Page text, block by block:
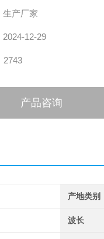
生产厂家
2024-12-29
2743
产品咨询
产地类别
波长